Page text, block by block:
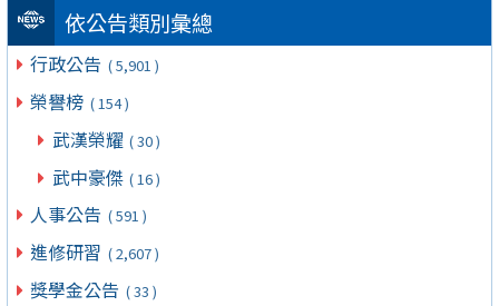
依公告類別彙總
行政公告 ( 5,901 )
榮譽榜 ( 154 )
武漢榮耀 ( 30 )
武中豪傑 ( 16 )
人事公告 ( 591 )
進修研習 ( 2,607 )
獎學金公告 ( 33 )